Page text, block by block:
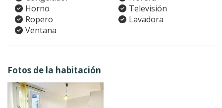
Horno
Televisión
Ropero
Lavadora
Ventana
Fotos de la habitación